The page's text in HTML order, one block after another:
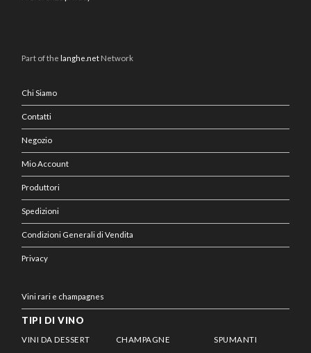
Part of the langhe.net Network
Chi Siamo
Contatti
Negozio
Mio Account
Produttori
Spedizioni
Condizioni Generali di Vendita
Privacy
Vini rari e champagnes
TIPI DI VINO
VINI DA DESSERT CHAMPAGNE SPUMANTI